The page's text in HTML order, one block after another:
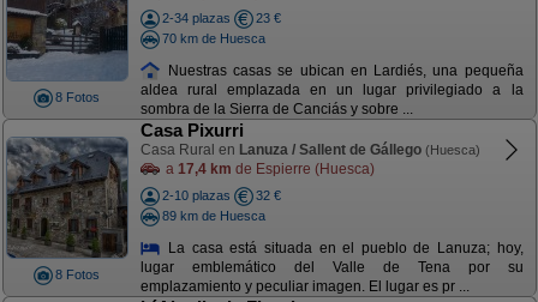
8 Fotos
2-34 plazas
23 €
70 km de Huesca
Nuestras casas se ubican en Lardiés, una pequeña
aldea rural emplazada en un lugar privilegiado a la
sombra de la Sierra de Canciás y sobre ...
8 Fotos
Casa Pixurri
Casa Rural en Lanuza / Sallent de Gállego (Huesca)
a 17,4 km de Espierre (Huesca)
2-10 plazas
32 €
89 km de Huesca
La casa está situada en el pueblo de Lanuza; hoy,
lugar emblemático del Valle de Tena por su
emplazamiento y peculiar imagen. El lugar es pr ...